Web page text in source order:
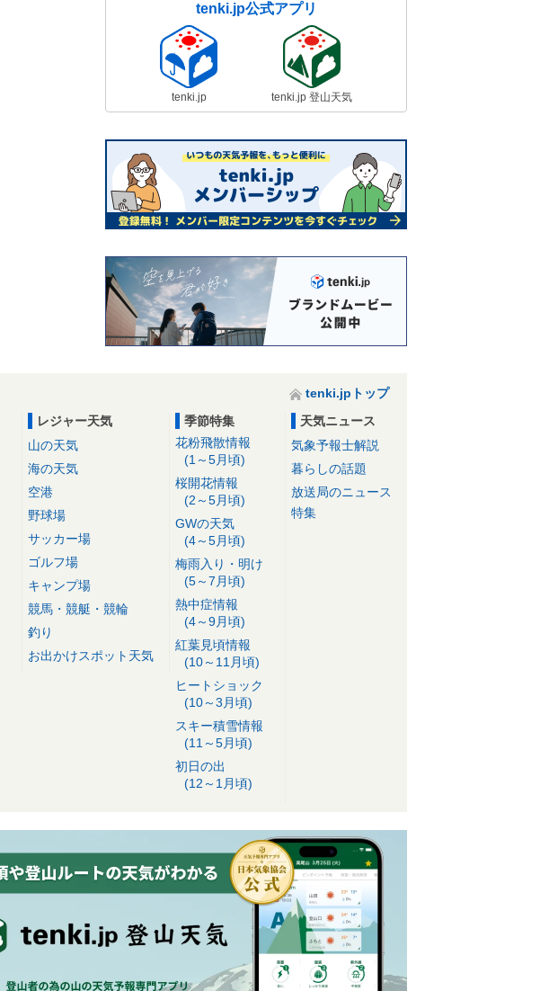
tenki.jp公式アプリ
tenki.jp tenki.jp 登山天気
tenki.jpトップ
レジャー天気
山の天気
海の天気
空港
野球場
サッカー場
ゴルフ場
キャンプ場
競馬・競艇・競輪
釣り
お出かけスポット天気
季節特集
花粉飛散情報
(1～5月頃)
桜開花情報
(2～5月頃)
GWの天気
(4～5月頃)
梅雨入り・明け
(5～7月頃)
熱中症情報
(4～9月頃)
紅葉見頃情報
(10～11月頃)
ヒートショック
(10～3月頃)
スキー積雪情報
(11～5月頃)
初日の出
(12～1月頃)
天気ニュース
気象予報士解説
暮らしの話題
放送局のニュース
特集